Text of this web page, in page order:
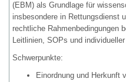
(EBM) als Grundlage für
insbesondere in Rettungsdienst
rechtliche Rahmenbedingungen
Leitlinien, SOPs und
Schwerpunkte:
Einordnung und Herkunft